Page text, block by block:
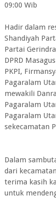
09:00 Wib
Hadir dalam
Shandiyah
Partai
DPRD
PKPI,
Pagaralam
mewakili
Pagaralam
Pagaralam
sekecamatan
Dalam
dari
terima kasih
untuk